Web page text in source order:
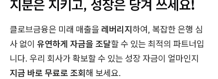
지분은 지키고, 성장은 당겨 쓰세요!
클로브금융은 미래 매출을 레버리지하여, 복잡한 은행 심
사 없이 유연하게 자금을 조달할 수 있는 최적의 파트너입
니다. 우리 회사가 확보할 수 있는 성장 자금이 얼마인지
지금 바로 무료로 조회해 보세요.